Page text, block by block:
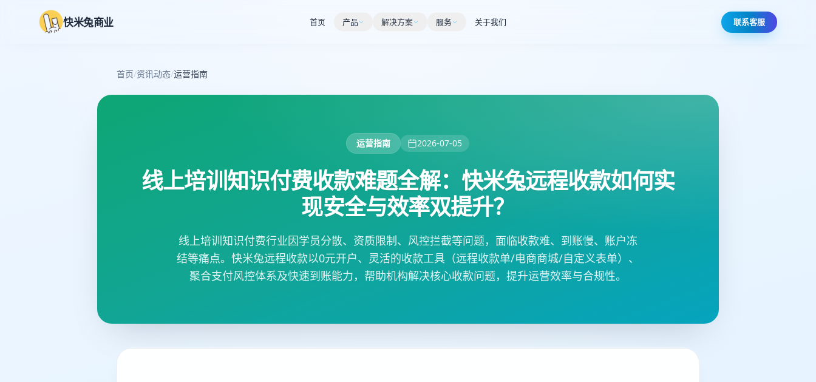
快米兔商业 首页 产品 解决方案 服务 关于我们 联系客服
首页/资讯动态/运营指南
运营指南 2026-07-05
线上培训知识付费收款难题全解：快米兔远程收款如何实
现安全与效率双提升？
线上培训知识付费行业因学员分散、资质限制、风控拦截等问题，面临收款难、到账慢、账户冻
结等痛点。快米兔远程收款以0元开户、灵活的收款工具（远程收款单/电商商城/自定义表单）、
聚合支付风控体系及快速到账能力，帮助机构解决核心收款问题，提升运营效率与合规性。